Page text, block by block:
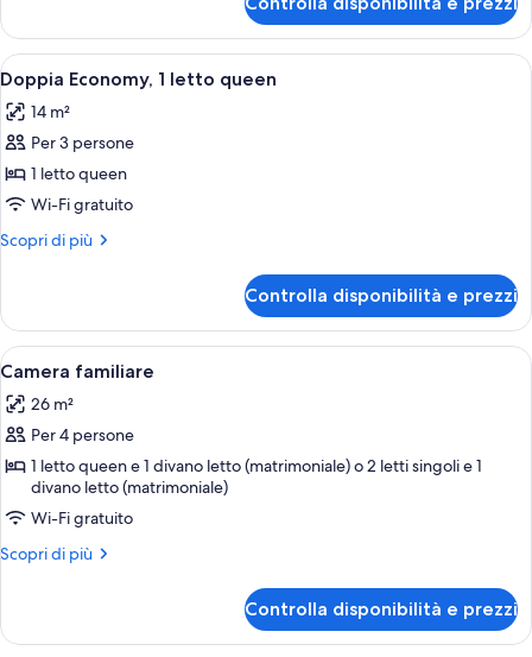
tripla
Apri
tutte
le
foto
per
Doppia
Economy,
queen
Camera d'albergo con un letto, una
4
Doppia Economy, 1 letto queen
14 m²
Per 3 persone
1 letto queen
Wi-Fi gratuito
Scopri di più
Altri
Economy,
letto
Controlla disponibilità e prezzi
Apri
tutte
le
foto
per
Camera
familiare
Una camera d'albergo con un letto,
2
Camera familiare
26 m²
Per 4 persone
1 letto queen e 1 divano letto (matrimoniale) o 2 letti singoli e 1
divano letto (matrimoniale)
Wi-Fi gratuito
Scopri di più
Altri
familiare
Controlla disponibilità e prezzi